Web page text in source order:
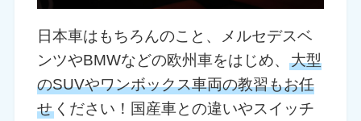
日本車はもちろんのこと、メルセデスベ
ンツやBMWなどの欧州車をはじめ、大型
のSUVやワンボックス車両の教習もお任
せ ください！国産車との違いやスイッチ